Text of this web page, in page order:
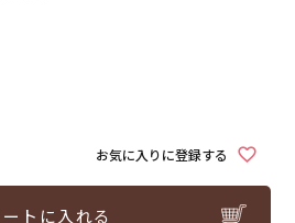
お気に入りに登録する
トに入れる